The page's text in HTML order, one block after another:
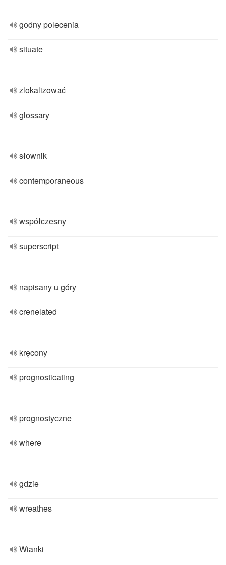
godny polecenia
situate
zlokalizować
glossary
słownik
contemporaneous
współczesny
superscript
napisany u góry
crenelated
kręcony
prognosticating
prognostyczne
where
gdzie
wreathes
Wianki